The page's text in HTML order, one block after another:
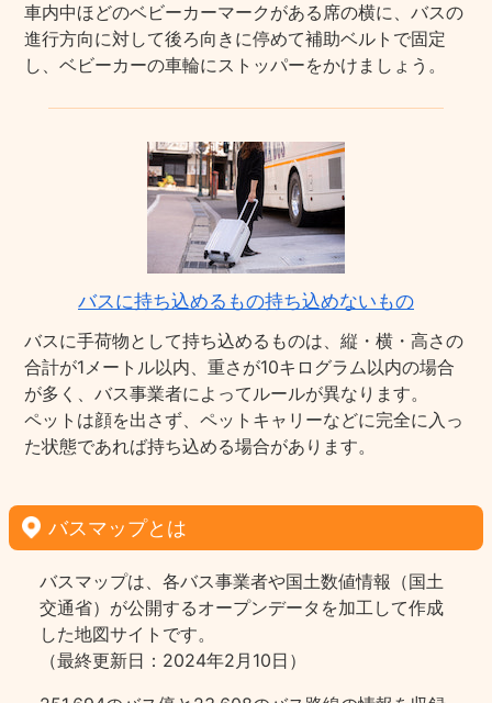
車内中ほどのベビーカーマークがある席の横に、バスの
進行方向に対して後ろ向きに停めて補助ベルトで固定
し、ベビーカーの車輪にストッパーをかけましょう。
バスに持ち込めるもの持ち込めないもの
バスに手荷物として持ち込めるものは、縦・横・高さの
合計が1メートル以内、重さが10キログラム以内の場合
が多く、バス事業者によってルールが異なります。
ペットは顔を出さず、ペットキャリーなどに完全に入っ
た状態であれば持ち込める場合があります。
バスマップとは
バスマップは、各バス事業者や国土数値情報（国土
交通省）が公開するオープンデータを加工して作成
した地図サイトです。
（最終更新日：2024年2月10日）